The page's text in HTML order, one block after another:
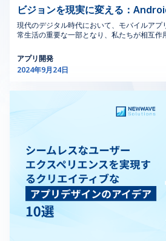
ら産業機械まで、さまざまなアプリ
す。これらのシステムのインターフ
には、機能性とユーザー中心のデザ
た独自のアプローチが必要です。 組
UIデザインは、UIがスタンドアロン
はなく、より大きなシステムの一部
にインターフェースを作成すること
み込み用のUIデザインにおける重要
ンテキスト：ウェブやモバイルアプ
いです。デザインは、デバイスの環
内でのユーザーのニーズに対応する
ンプルさと明確さ：組み込みシステ
と、シンプルさを維持することが重
ースはナビゲートしやすく、ユーザ
ックを提供するべきです。 パフォ
ステムはしばしばリソースが限られ
パフォーマンスを最適化し、システ
なくスムーズで効率的に動作する
担が軽減され、産業安全ソフトウェ
れ、より効率的で効果的な安全管理
す。 2.8．包括的な事故管理 MOC
まれたインシデント管理機能により
シデントの包括的な追跡と分析が可
は、インシデント管理ソフトウェア
書化、調査、解決が含まれます。イ
タスクを自動化し、変更プロセスに
イムで提供することで、MOCソフト
し、変更がスケジュール通りにスム
にすることで、生産性の向上とダウ
がります。 さらに、年次変更通知
EHSソフトウェア（環境安全衛生ソ
ーショナル・リスク管理ソフトウェ
管理のための安全コンプライアンス
ハザード分析ソフトウェアを統合す
に貢献します。 2.10．詳細なマネ
MOCソフトウェアは、詳細なレポ
スーパースターの世界的なネットワークにア
てみてください。アウトソーシングは、多様
な専門知識を解き放ちます。この人材プール
クなアドバンテージをもたらします。 多彩
ようなプロジェクトニーズにも、最適なチー
した知識：様々なセクターの多様なプロジェ
の経験を活用します。この幅広い経験は、お
に強化する貴重な洞察力とベストプラクティ
的視点：グローバルチームの力を活用しまし
ついてのより微妙な理解に貢献します。 また
は、チームの継続的な教育とスキル開発を優
テージをもたらします。 >>> もっと見る:
アリング：戦略的なビジネス決定において
張性と柔軟性 開発ニーズを外部チームにア
柔軟性と拡張性の面で大きなメリットが得ら
トソーシングは、プロジェクトの要件に基
を迅速に調整することができます。新しい
る必要がある場合でも、完了後に縮小する必
ソーシングは正規雇用の複雑さを伴わない
ます。 さらに、アウトソーシング海はtsyチ
したプログラマーのグローバルな人材プール
ングプログラミングサービスにより、世界中
プールにアクセスが可能になります。このグ
ざまなプログラミング言語に関する多様な専
的なソリューションが提供されます。 1.3.専
担当し、コアビジネス活動に集中 プログラミ
またはアウトソーシングコーディングは、コ
ます。これにより、生産性が向上し、管理オ
す。 1.4.プロジェクト納期の短縮と効率性の
豊富なプロバイダーがコーディングプロセ
ングコーディングの専門知識を活用するこ
スの市場投入までの時間を短縮します。 ア
サービスは、多くのメリットを提供する一方
障壁、時差、セキュリティリスク、品質管
す。これらは、アウトソーシングパートナ
理戦略を実施することで軽減することができ
できるプログラミングサービスの種類 プロ
ソーシングは、多様なビジネスニーズに対
ビジョンを現実に変える：
現代のデジタル時代において、モバイルアプ
常生活の重要な一部となり、私たちが相互作
する中、ビジネスは特定のニーズや対象オー
ークでカスタマイズされたソリューションを
Androidアプリ開発にますます頼っています
Androidアプリ開発の世界に深く入り込み、
Androidアプリ開発会社が革新的なモバイル
社の専門知識を発見する Androidアプリ開発
ティングシステム向けのモバイルアプリケー
プロジェクトマネージャーからなるチーム
イデアを実現するために協力して働きます
イン、UX最適化、コーディング、テスト、
発のさまざまな側面にわたります。 Android
ィングの専門知識だけでなく、Android開発
プラクティスを深く理解しています。初期
のサポートまで、アプリ開発の全過程を通じ
具体的には以下の通りです。 1.1.カスタム
るAndroidアプリ開発会社の役割 Androidア
アプリ開発
2024年9月24日